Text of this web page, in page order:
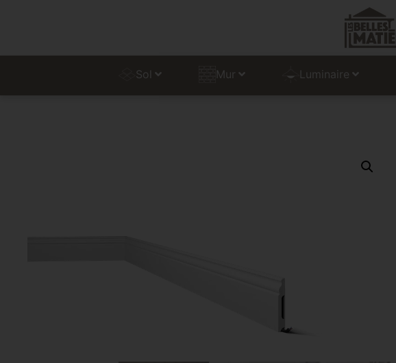
Sol Mur Luminaire